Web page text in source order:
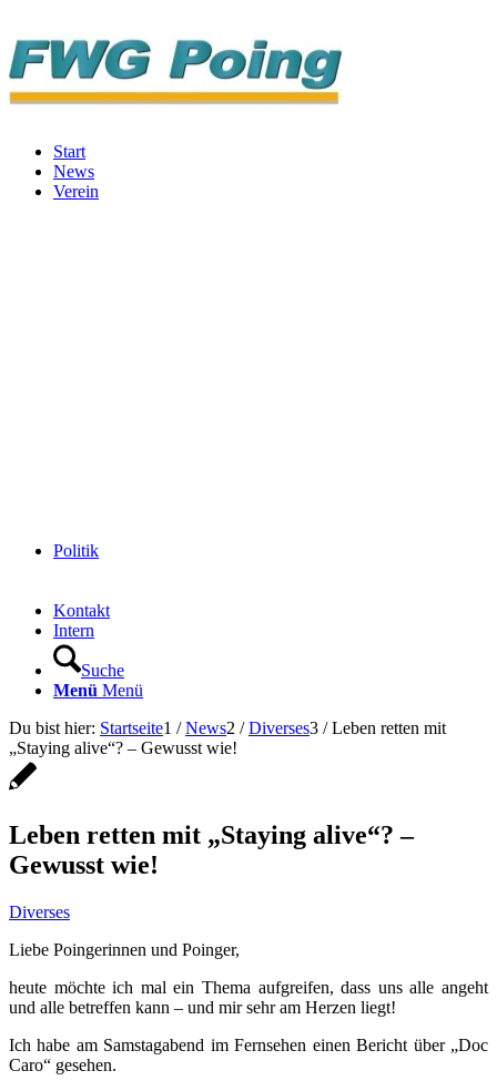
Start
News
Verein
Politik
Kontakt
Intern
Suche
Menü Menü
Du bist hier: Startseite1 / News2 / Diverses3 / Leben retten mit
„Staying alive“? – Gewusst wie!
Leben retten mit „Staying alive“? –
Gewusst wie!
Diverses
Liebe Poingerinnen und Poinger,
heute möchte ich mal ein Thema aufgreifen, dass uns alle angeht
und alle betreffen kann – und mir sehr am Herzen liegt!
Ich habe am Samstagabend im Fernsehen einen Bericht über „Doc
Caro“ gesehen.